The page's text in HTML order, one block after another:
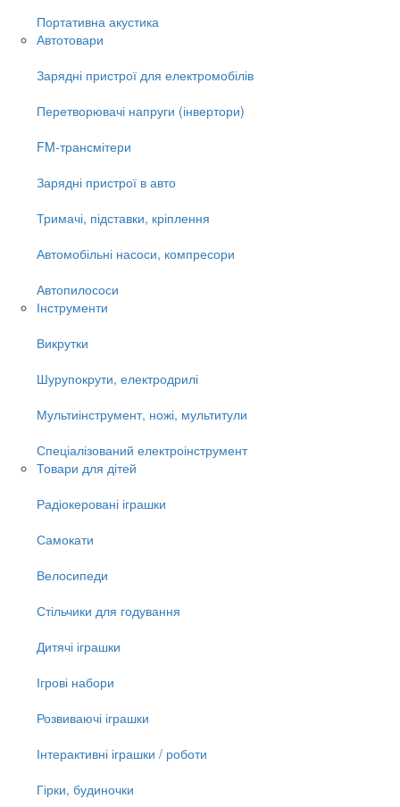
Портативна акустика
Автотовари
Зарядні пристрої для електромобілів
Перетворювачі напруги (інвертори)
FM-трансмітери
Зарядні пристрої в авто
Тримачі, підставки, кріплення
Автомобільні насоси, компресори
Автопилососи
Інструменти
Викрутки
Шурупокрути, електродрилі
Мультиінструмент, ножі, мультитули
Спеціалізований електроінструмент
Товари для дітей
Радіокеровані іграшки
Самокати
Велосипеди
Стільчики для годування
Дитячі іграшки
Ігрові набори
Розвиваючі іграшки
Інтерактивні іграшки / роботи
Гірки, будиночки